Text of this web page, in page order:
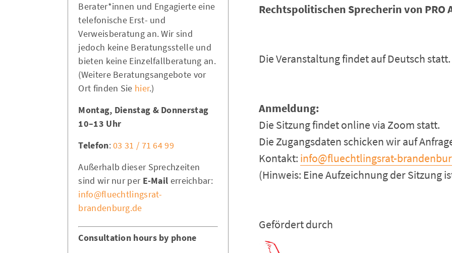
Rechtspolitischen Sprecherin von PRO
Die Veranstaltung findet auf Deutsch statt.
Anmeldung:
Die Sitzung findet online via Zoom statt.
Die Zugangsdaten schicken wir auf
Kontakt: info@fluechtlingsrat-
(Hinweis: Eine Aufzeichnung der Sitzung
Gefördert durch
Berater*innen und Engagierte eine
telefonische Erst- und
Verweisberatung an. Wir sind
jedoch keine Beratungsstelle und
bieten keine Einzelfallberatung an.
(Weitere Beratungsangebote vor
Ort finden Sie hier.)
Montag, Dienstag & Donnerstag
10–13 Uhr
Telefon:03 31 / 71 64 99
Außerhalb dieser Sprechzeiten
sind wir nur per E-Mail erreichbar:
info@fluechtlingsrat-
brandenburg.de
Consultation hours by phone